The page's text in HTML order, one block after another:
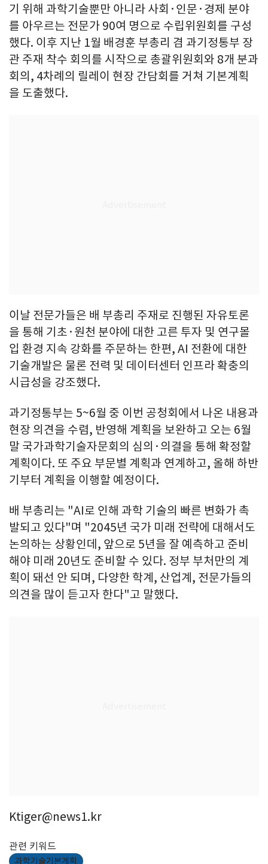
기 위해 과학기술뿐만 아니라 사회·인문·경제 분야
를 아우르는 전문가 90여 명으로 수립위원회를 구성
했다. 이후 지난 1월 배경훈 부총리 겸 과기정통부 장
관 주재 착수 회의를 시작으로 총괄위원회와 8개 분과
회의, 4차례의 릴레이 현장 간담회를 거쳐 기본계획
을 도출했다.
이날 전문가들은 배 부총리 주재로 진행된 자유토론
을 통해 기초·원천 분야에 대한 고른 투자 및 연구몰
입 환경 지속 강화를 주문하는 한편, AI 전환에 대한
기술개발은 물론 전력 및 데이터센터 인프라 확충의
시급성을 강조했다.
과기정통부는 5~6월 중 이번 공청회에서 나온 내용과
현장 의견을 수렴, 반영해 계획을 보완하고 오는 6월
말 국가과학기술자문회의 심의·의결을 통해 확정할
계획이다. 또 주요 부문별 계획과 연계하고, 올해 하반
기부터 계획을 이행할 예정이다.
배 부총리는 "AI로 인해 과학 기술의 빠른 변화가 촉
발되고 있다"며 "2045년 국가 미래 전략에 대해서도
논의하는 상황인데, 앞으로 5년을 잘 예측하고 준비
해야 미래 20년도 준비할 수 있다. 정부 부처만의 계
획이 돼선 안 되며, 다양한 학계, 산업계, 전문가들의
의견을 많이 듣고자 한다"고 말했다.
Ktiger@news1.kr
관련 키워드
과학기술기본계획